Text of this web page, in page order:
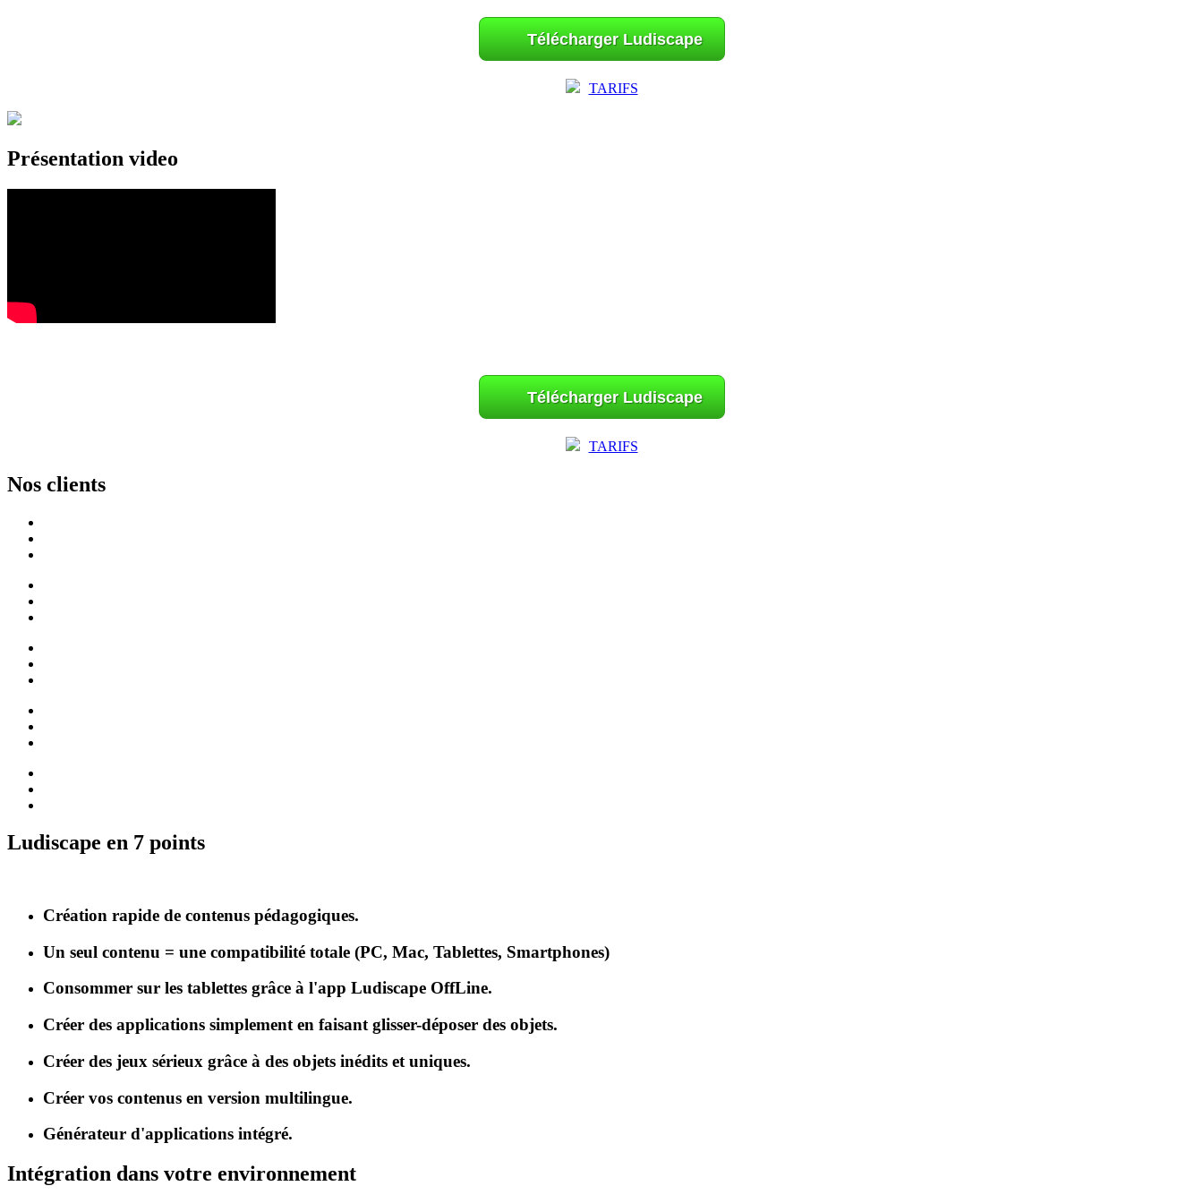
Télécharger Ludiscape
TARIFS
Présentation video
Télécharger Ludiscape
TARIFS
Nos clients
Ludiscape en 7 points
Création rapide de contenus pédagogiques.
Un seul contenu = une compatibilité totale (PC, Mac, Tablettes, Smartphones)
Consommer sur les tablettes grâce à l'app Ludiscape OffLine.
Créer des applications simplement en faisant glisser-déposer des objets.
Créer des jeux sérieux grâce à des objets inédits et uniques.
Créer vos contenus en version multilingue.
Générateur d'applications intégré.
Intégration dans votre environnement